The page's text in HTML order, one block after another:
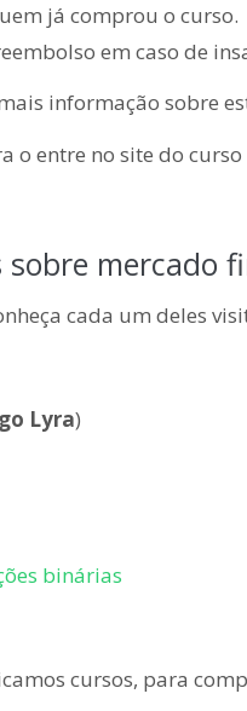
já comprou o curso.
em caso de
informação sobre
o entre no site do
mercado
cada um deles
Lyra)
binárias
cursos, para